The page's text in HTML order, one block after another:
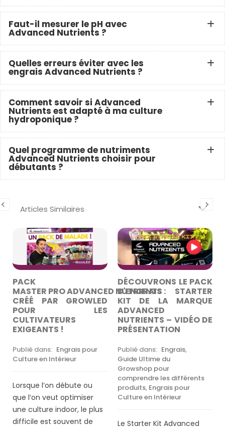
Faut-il mesurer le pH avec
Advanced Nutrients ?
Quelles erreurs éviter avec les
engrais Advanced Nutrients ?
Comment savoir si Advanced
Nutrients est adapté à ma culture
hydroponique ?
Quel programme de nutriments
Advanced Nutrients choisir pour
débutants ?
Articles Similaires
PACK
MASTER PRO ADVANCED NUTRIENTS :
CRÉÉ PAR GROWLED
POUR LES
CULTIVATEURS
EXIGEANTS !
Publié dans: Engrais pour
Culture en Intérieur
Lorsque l’on débute ou
que l’on veut optimiser
une culture indoor, le plus
difficile est souvent de
DÉCOUVRONS LE PACK
D'ENGRAIS STARTER
KIT DE LA MARQUE
ADVANCED
NUTRIENTS – VIDÉO DE
PRÉSENTATION
Publié dans: Engrais,
Guide Ultime du
Growshop pour
comprendre les différents
produits, Engrais pour
Culture en Intérieur
Le Starter Kit Advanced